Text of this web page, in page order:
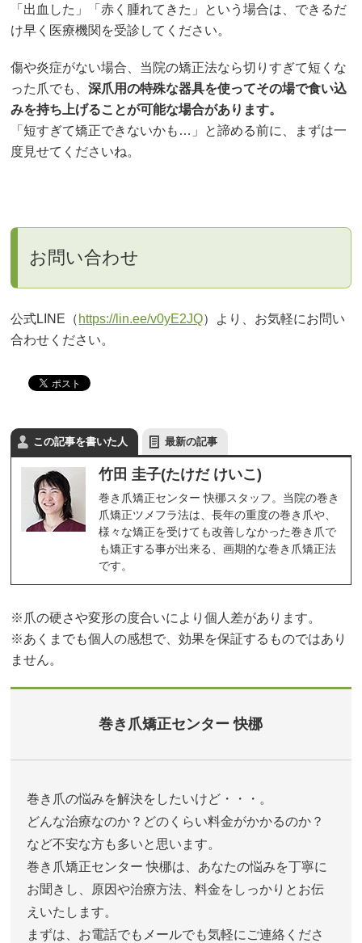
「出血した」「赤く腫れてきた」という場合は、できるだ
け早く医療機関を受診してください。
傷や炎症がない場合、当院の矯正法なら切りすぎて短くな
った爪でも、深爪用の特殊な器具を使ってその場で食い込
みを持ち上げることが可能な場合があります。
「短すぎて矯正できないかも…」と諦める前に、まずは一
度見せてくださいね。
お問い合わせ
公式LINE（ https://lin.ee/v0yE2JQ）より、お気軽にお問い
合わせください。
この記事を書いた人 最新の記事
竹田 圭子(たけだ けいこ)
巻き爪矯正センター 快梛スタッフ。当院の巻き
爪矯正ツメフラ法は、長年の重度の巻き爪や、
様々な矯正を受けても改善しなかった巻き爪で
も矯正する事が出来る、画期的な巻き爪矯正法
です。
※爪の硬さや変形の度合いにより個人差があります。
※あくまでも個人の感想で、効果を保証するものではあり
ません。
巻き爪矯正センター 快梛
巻き爪の悩みを解決をしたいけど・・・。
どんな治療なのか？どのくらい料金がかかるのか？
など不安な方も多いと思います。
巻き爪矯正センター 快梛は、あなたの悩みを丁寧に
お聞きし、原因や治療方法、料金をしっかりとお伝
えいたします。
まずは、お電話でもメールでも気軽にご連絡くださ